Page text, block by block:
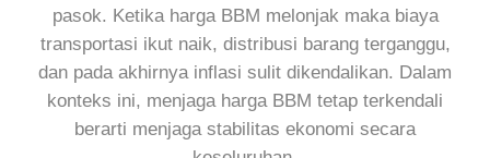
pasok. Ketika harga BBM melonjak maka biaya
transportasi ikut naik, distribusi barang terganggu,
dan pada akhirnya inflasi sulit dikendalikan. Dalam
konteks ini, menjaga harga BBM tetap terkendali
berarti menjaga stabilitas ekonomi secara